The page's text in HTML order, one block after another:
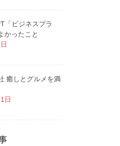
「ビジネスプラ
かったこと
癒しとグルメを満
日